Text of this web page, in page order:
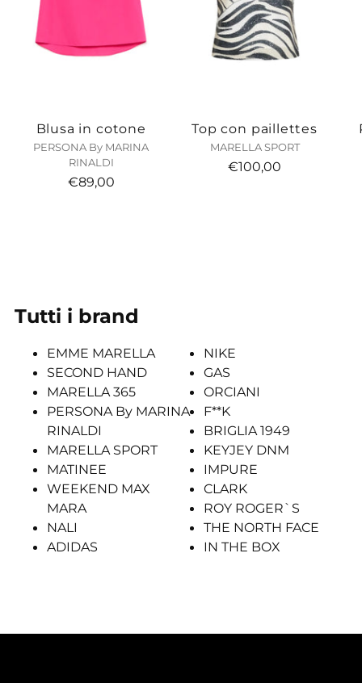
Blusa in cotone
PERSONA By MARINA
RINALDI
€89,00
Top con paillettes
MARELLA SPORT
€100,00
Tutti i brand
EMME MARELLA
SECOND HAND
MARELLA 365
PERSONA By MARINA
RINALDI
MARELLA SPORT
MATINEE
WEEKEND MAX
MARA
NALI
ADIDAS
NIKE
GAS
ORCIANI
F**K
BRIGLIA 1949
KEYJEY DNM
IMPURE
CLARK
ROY ROGER`S
THE NORTH FACE
IN THE BOX